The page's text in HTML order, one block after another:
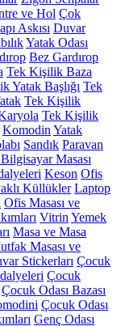
ve Hol Çok
Askısı Duvar
Yatak Odası
Bez Gardırop
Tek Kişilik Baza
Yatak Başlığı Tek
Tek Kişilik
Tek Kişilik
Komodin Yatak
Sandık Paravan
Masası
Keson Ofis
Küllükler Laptop
Ofis Masası ve
Vitrin Yemek
Masa ve Masa
Masası ve
Stickerları Çocuk
Çocuk
Çocuk Odası Bazası
Çocuk Odası
Genç Odası